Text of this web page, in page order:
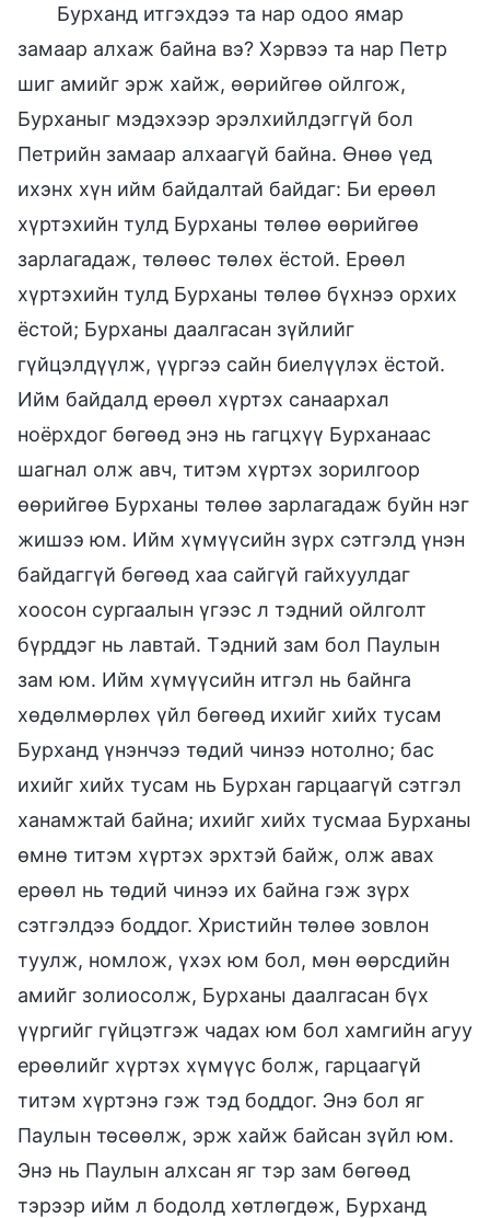
Бурханд итгэхдээ та нар одоо ямар
замаар алхаж байна вэ? Хэрвээ та нар Петр
шиг амийг эрж хайж, өөрийгөө ойлгож,
Бурханыг мэдэхээр эрэлхийлдэггүй бол
Петрийн замаар алхаагүй байна. Өнөө үед
ихэнх хүн ийм байдалтай байдаг: Би ерөөл
хүртэхийн тулд Бурханы төлөө өөрийгөө
зарлагадаж, төлөөс төлөх ёстой. Ерөөл
хүртэхийн тулд Бурханы төлөө бүхнээ орхих
ёстой; Бурханы даалгасан зүйлийг
гүйцэлдүүлж, үүргээ сайн биелүүлэх ёстой.
Ийм байдалд ерөөл хүртэх санаархал
ноёрхдог бөгөөд энэ нь гагцхүү Бурханаас
шагнал олж авч, титэм хүртэх зорилгоор
өөрийгөө Бурханы төлөө зарлагадаж буйн нэг
жишээ юм. Ийм хүмүүсийн зүрх сэтгэлд үнэн
байдаггүй бөгөөд хаа сайгүй гайхуулдаг
хоосон сургаалын үгээс л тэдний ойлголт
бүрддэг нь лавтай. Тэдний зам бол Паулын
зам юм. Ийм хүмүүсийн итгэл нь байнга
хөдөлмөрлөх үйл бөгөөд ихийг хийх тусам
Бурханд үнэнчээ төдий чинээ нотолно; бас
ихийг хийх тусам нь Бурхан гарцаагүй сэтгэл
ханамжтай байна; ихийг хийх тусмаа Бурханы
өмнө титэм хүртэх эрхтэй байж, олж авах
ерөөл нь төдий чинээ их байна гэж зүрх
сэтгэлдээ боддог. Христийн төлөө зовлон
туулж, номлож, үхэх юм бол, мөн өөрсдийн
амийг золиосолж, Бурханы даалгасан бүх
үүргийг гүйцэтгэж чадах юм бол хамгийн агуу
ерөөлийг хүртэх хүмүүс болж, гарцаагүй
титэм хүртэнэ гэж тэд боддог. Энэ бол яг
Паулын төсөөлж, эрж хайж байсан зүйл юм.
Энэ нь Паулын алхсан яг тэр зам бөгөөд
тэрээр ийм л бодолд хөтлөгдөж, Бурханд